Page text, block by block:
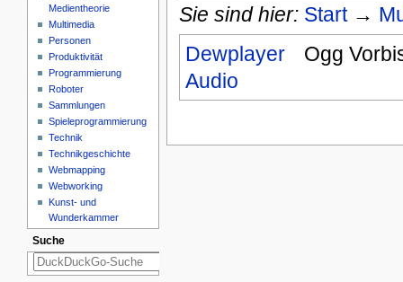
Sie sind hier: Start→
Dewplayer
Ogg
Audio
Medientheorie
Multimedia
Personen
Produktivität
Programmierung
Roboter
Sammlungen
Spieleprogrammierung
Technik
Technikgeschichte
Webmapping
Webworking
Kunst- und
Wunderkammer
Suche